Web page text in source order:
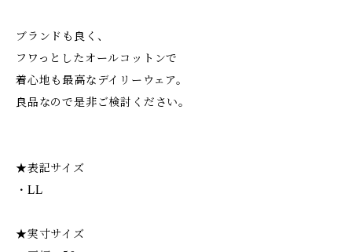
ブランドも良く、
フワっとしたオールコットンで
着心地も最高なデイリーウェア。
良品なので是非ご検討ください。
★表記サイズ
・LL
★実寸サイズ